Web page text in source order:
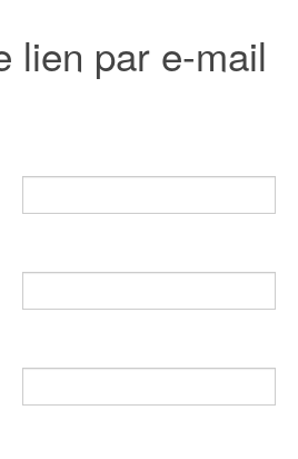
lien par e-mail